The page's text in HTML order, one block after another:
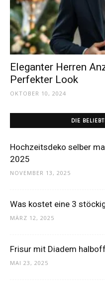
Eleganter Herren
Perfekter Look
OKTOBER 10, 2024
DIE
Hochzeitsdeko selber
2025
NOVEMBER 13, 2025
Was kostet eine 3
MÄRZ 12, 2025
Frisur mit Diadem
MAI 23, 2025